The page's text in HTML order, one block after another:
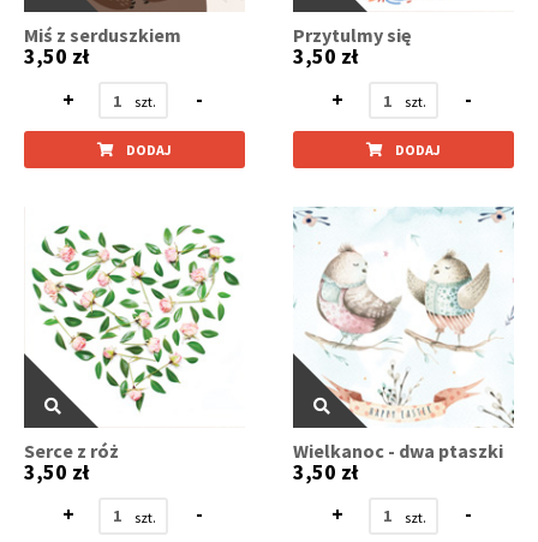
Miś z serduszkiem
3,50 zł
+
-
DODAJ
Przytulmy się
3,50 zł
+
-
DODAJ
Serce z róż
3,50 zł
+
-
Wielkanoc - dwa ptaszki
3,50 zł
+
-